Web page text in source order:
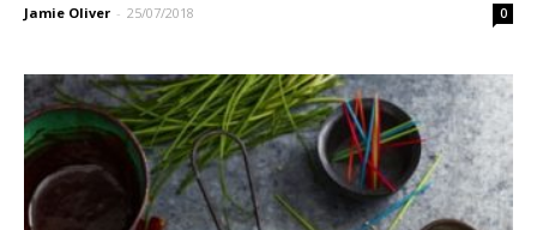
Jamie Oliver - 25/07/2018 0